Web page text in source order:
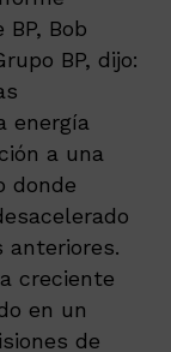
Bob
BP, dijo:
energía
a una
donde
anteriores.
creciente
en un
de